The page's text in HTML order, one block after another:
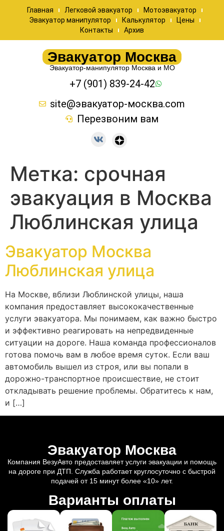
Главная Легковой эвакуатор
Мотоэвакуатор
Эвакуатор манипулятор
Калькулятор
Цены
Контакты
Архив
Эвакуатор Москва
Эвакуатор-манипулятор Москва и МО
+7 (901) 839-24-42
site@эвакуатор-москва.com
Перезвоним вам
Метка: срочная
эвакуация в Москва
Люблинская улица
Эвакуатор Москва
Люблинская улица
На Москве, вблизи Люблинской улицы, наша
компания предоставляет высококачественные
услуги эвакуатора. Мы понимаем, как важно быстро
и эффективно реагировать на непредвиденные
ситуации на дороге. Наша команда профессионалов
готова помочь вам в любое время суток. Если ваш
автомобиль вышел из строя, или вы попали в
дорожно-транспортное происшествие, не стоит
откладывать решение проблемы. Обратитесь к нам,
и […]
Эвакуатор Москва
Компания ВезуАвто предоставляет услуги эвакуации и помощь
на дороге при ДТП. Служба работает круглосуточно с быстрой
подачей от 15 минут более «10» лет.
Варианты оплаты